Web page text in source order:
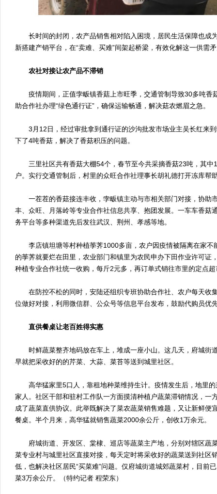
长时间的封闭，农产品销售相对陷入困境，居民生活保障也成
新搭建产销平台，在“卖难、买难”间架起桥梁，有效化解这一供需
农社对接让农产品不滞销
疫情期间，正值孛畈镇香菇上市旺季，交通管制导致30多吨香
助合作社办理“绿色通行证”，确保运输畅通，解决菇农燃眉之急。
3月12日，经过审批拿到通行证的沙沟批发市场业主吴长红来到
下了4吨香菇，解决了香菇积压的问题。
三里社区共有香菇大棚54个，春节至今共采摘香菇23吨，其中
户。实行交通管制后，村里的众旺合作社理事长胡礼德打开冻库帮
一茬茬的香菇接连丰收，孛畈镇主动与市相关部门对接，协助
丰、众旺、月落岭等专业合作社信息共享、抱团发展。一车车香菇
务平台等多种渠道先后发往武汉、荆州、孝感等地。
李店镇坦塘等村种植荸荠1000多亩，农户因疫情被隔离在家不
的荸荠就要烂在田里，农业部门和镇里为农民申办下田作业许可证
种植专业合作社统一收购，每斤2元多，再订单式销往市里的定点
在防控不松的同时，安陆还组织专班协助合作社、农户每天收
位做好对接，利用微信群、公众号等信息平台发布，鼓励代购员优
直供餐桌让老百姓得实惠
时鲜蔬菜整齐地码放在车上，堆成一座小山。这几天，府城街
早就把采收好的的芹菜、大蒜、菜苔等送到城里社区。
高华猛家里5口人，靠租地种菜维持生计。疫情发生后，地里的
家人。社区干部和驻村工作队一方面摸清种植户蔬菜滞销情况，一
成了蔬菜直供协议。此举既解决了菜农蔬菜销售难题，又让新鲜便
餐桌。半个月来，高华猛就销售蔬菜2000余公斤，创收1万余元。
府城街道、开发区、棠棣、巡店等蔬菜主产地，分别对辖区蔬
菜专业村与城里社区直接对接，每天定时将采收好的蔬菜送到社区
低，也解决社区居民“买菜难”问题。仅府城街道城郊蔬菜村，目前
菜3万余公斤。（特约记者 程荣东）